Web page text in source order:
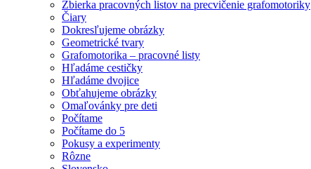
Zbierka pracovných listov na precvičenie grafomotoriky
Čiary
Dokresľujeme obrázky
Geometrické tvary
Grafomotorika – pracovné listy
Hľadáme cestičky
Hľadáme dvojice
Obťahujeme obrázky
Omaľovánky pre deti
Počítame
Počítame do 5
Pokusy a experimenty
Rôzne